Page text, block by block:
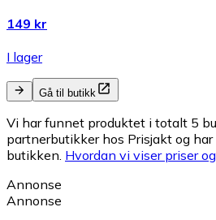
149 kr
I lager
Gå til butikk
Vi har funnet produktet i totalt 5
partnerbutikker hos Prisjakt og
butikken. Hvordan vi viser priser
Annonse
Annonse